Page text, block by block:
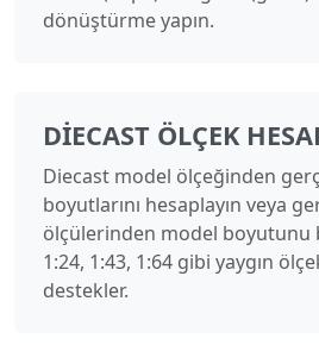
dönüştürme yapın.
DIECAST ÖLÇEK
Diecast model ölçeğinden
boyutlarını hesaplayın veya
ölçülerinden model boyutunu
1:24, 1:43, 1:64 gibi yaygın
destekler.